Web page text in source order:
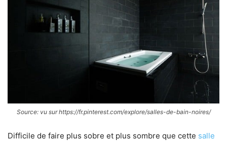
Source: vu sur https://fr.pinterest.com/explore/salles-de-bain-noires/
Difficile de faire plus sobre et plus sombre que cette salle